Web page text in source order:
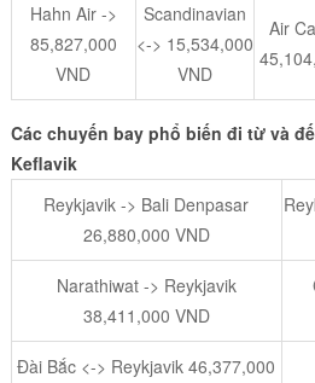
Hahn Air ->
85,827,000
VND
Scandinavian
<-> 15,534,000
VND
Air
Các chuyến bay phổ biến đi từ và
Keflavik
Reykjavik -> Bali Denpasar
26,880,000 VND
Narathiwat -> Reykjavik
38,411,000 VND
Đài Bắc <-> Reykjavik 46,377,000